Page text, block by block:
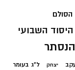
הסולם
היסוד השבועי
יצחק ל"ג בעומר